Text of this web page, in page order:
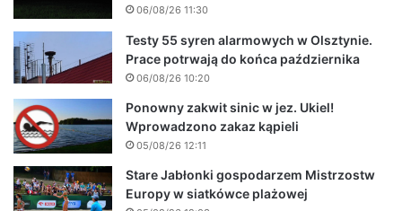
06/08/26 11:30
Testy 55 syren alarmowych w Olsztynie.
Prace potrwają do końca października
06/08/26 10:20
Ponowny zakwit sinic w jez. Ukiel!
Wprowadzono zakaz kąpieli
05/08/26 12:11
Stare Jabłonki gospodarzem Mistrzostw
Europy w siatkówce plażowej